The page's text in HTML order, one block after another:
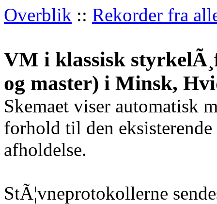
Overblik :: Rekorder fra
VM i klassisk
og master) i Minsk,
Skemaet viser automatisk
forhold til den
afholdelse.
StÃ¦vneprotokollerne